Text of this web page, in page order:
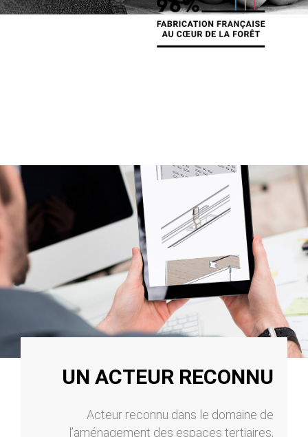
UN ACTEUR RECONNU
Acteur reconnu dans le domaine de
l’aménagement des espaces tertiaires,